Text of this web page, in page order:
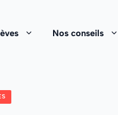
Nos conseils